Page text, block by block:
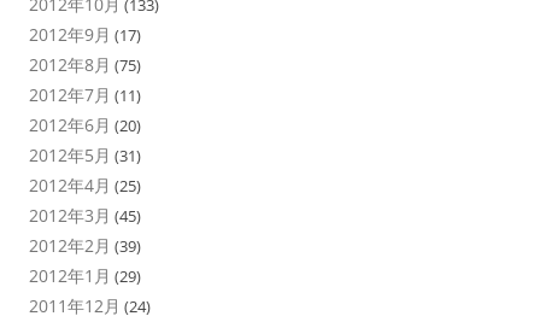
(133)
2012年9月 (17)
2012年8月 (75)
2012年7月 (11)
2012年6月 (20)
2012年5月 (31)
2012年4月 (25)
2012年3月 (45)
2012年2月 (39)
2012年1月 (29)
2011年12月 (24)